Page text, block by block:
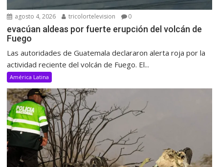
agosto 4, 2026 tricolortelevision 0
evacúan aldeas por fuerte erupción del volcán de
Fuego
Las autoridades de Guatemala declararon alerta roja por la
actividad reciente del volcán de Fuego. El...
América Latina